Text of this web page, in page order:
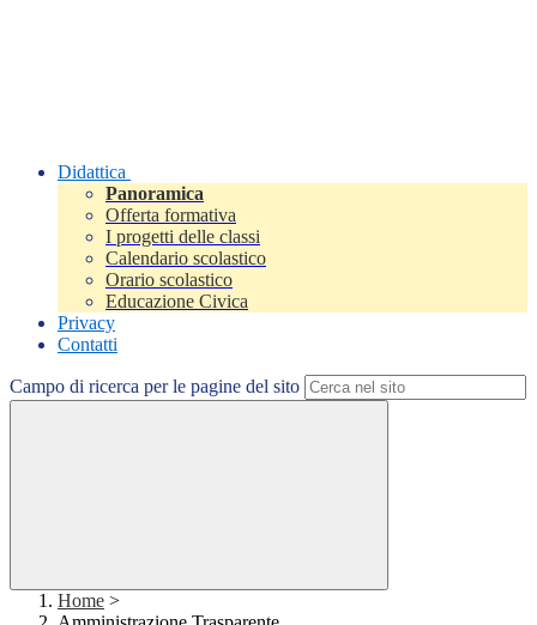
Didattica
Panoramica
Offerta formativa
I progetti delle classi
Calendario scolastico
Orario scolastico
Educazione Civica
Privacy
Contatti
Campo di ricerca per le pagine del sito
Home >